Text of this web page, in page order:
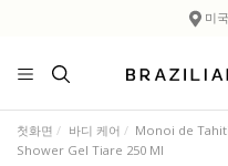
미국
첫화면 바디 케어 Monoi de Tahiti
Shower Gel Tiare 250 Ml